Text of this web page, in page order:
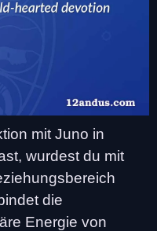
mit Juno in
wurdest du mit
die
Energie von